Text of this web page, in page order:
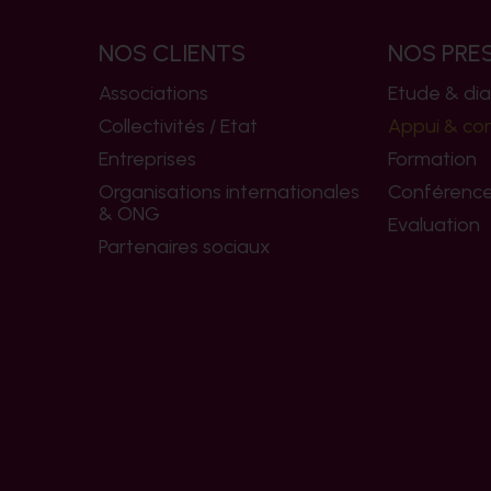
NOS CLIENTS
Associations
Collectivités / Etat
Entreprises
Organisations internationales
& ONG
Partenaires sociaux
NOS
Etude &
Appui &
Formation
Evaluation